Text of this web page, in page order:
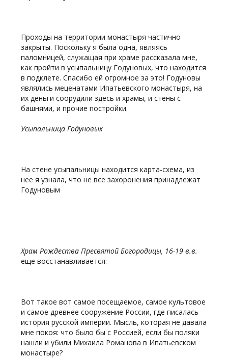
Проходы на территории монастыря частично
закрыты. Поскольку я была одна, являясь
паломницей, служащая при храме рассказала мне,
как пройти в усыпальницу Годуновых, что находится
в подклете. Спасибо ей огромное за это! Годуновы
являлись меценатами Ипатьевского монастыря, на
их деньги соорудили здесь и храмы, и стены с
башнями, и прочие постройки.
Усыпальница Годуновых
На стене усыпальницы находится карта-схема, из
нее я узнала, что не все захоронения принадлежат
Годуновым
Храм Рождества Пресвятой Богородицы, 16-19 в.в.
еще восстанавливается:
Вот такое вот самое посещаемое, самое культовое
и самое древнее сооружение России, где писалась
история русской империи. Мысль, которая не давала
мне покоя: что было бы с Россией, если бы поляки
нашли и убили Михаила Романова в Ипатьевском
монастыре?